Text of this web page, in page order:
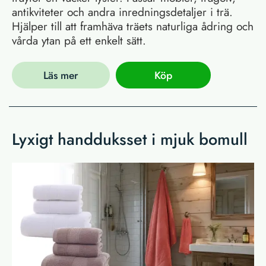
antikviteter och andra inredningsdetaljer i trä.
Hjälper till att framhäva träets naturliga ådring och
vårda ytan på ett enkelt sätt.
Läs mer Köp
Lyxigt handduksset i mjuk bomull